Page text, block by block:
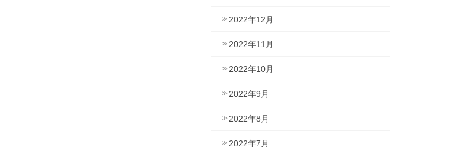
2022年12月
2022年11月
2022年10月
2022年9月
2022年8月
2022年7月